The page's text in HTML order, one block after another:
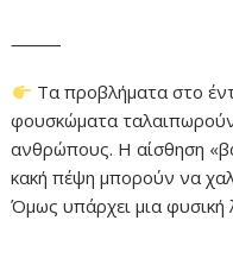
⸻
Τα προβλήματα στο
φουσκώματα
ανθρώπους. Η αίσθηση
κακή πέψη μπορούν να
Όμως υπάρχει μια φυσική